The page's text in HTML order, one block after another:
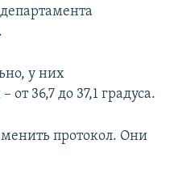
у них
36,7 до 37,1 градуса.
протокол. Они